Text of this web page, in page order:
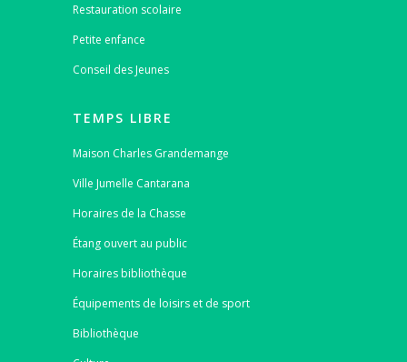
Restauration scolaire
Petite enfance
Conseil des Jeunes
TEMPS LIBRE
Maison Charles Grandemange
Ville Jumelle Cantarana
Horaires de la Chasse
Étang ouvert au public
Horaires bibliothèque
Équipements de loisirs et de sport
Bibliothèque